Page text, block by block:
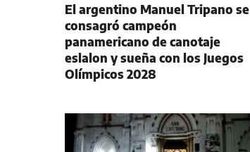
El argentino Manuel Tripano se
consagró campeón
panamericano de canotaje
eslalon y sueña con los Juegos
Olímpicos 2028